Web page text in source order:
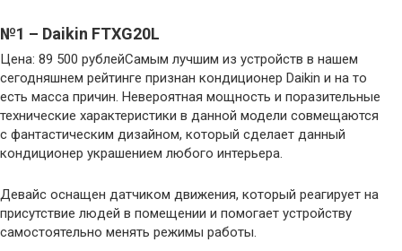
№1 – Daikin FTXG20L
Цена: 89 500 рублейСамым лучшим из устройств в нашем
сегодняшнем рейтинге признан кондиционер Daikin и на то
есть масса причин. Невероятная мощность и поразительные
технические характеристики в данной модели совмещаются
с фантастическим дизайном, который сделает данный
кондиционер украшением любого интерьера.
Девайс оснащен датчиком движения, который реагирует на
присутствие людей в помещении и помогает устройству
самостоятельно менять режимы работы.